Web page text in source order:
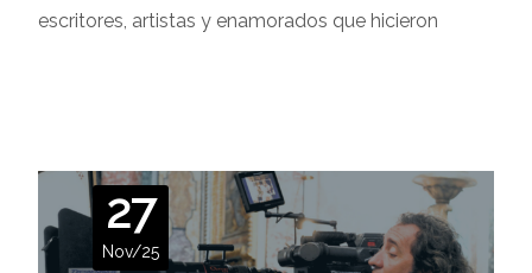
escritores, artistas y enamorados que hicieron
27
Nov/25